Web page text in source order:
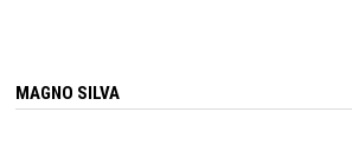
MAGNO SILVA